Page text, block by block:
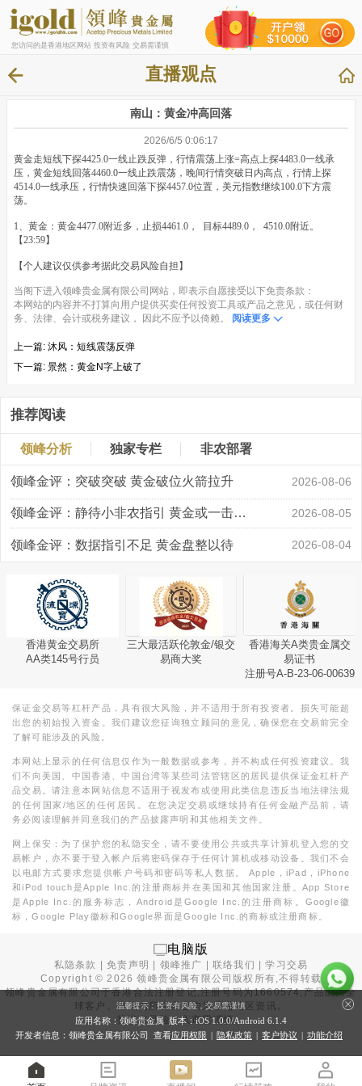
您访问的是香港地区网站 投资有风险 交易需谨慎
直播观点
南山：黄金冲高回落
2026/6/5 0:06:17
黄金走短线下探4425.0一线止跌反弹，行情震荡上涨=高点上探4483.0一线承
压，黄金短线回落4460.0一线止跌震荡，晚间行情突破日内高点，行情上探
4514.0一线承压，行情快速回落下探4457.0位置，美元指数继续100.0下方震
荡。
1、黄金：黄金4477.0附近多，止损4461.0， 目标4489.0， 4510.0附近。
【23:59】
【个人建议仅供参考据此交易风险自担】
当阁下进入领峰贵金属有限公司网站，即表示自愿接受以下免责条款：
本网站的内容并不打算向用户提供买卖任何投资工具或产品之意见，或任何财
务、法律、会计或税务建议， 因此不应予以倚赖。
阅读更多
上一篇: 沐风：短线震荡反弹
下一篇: 景然：黄金N字上破了
推荐阅读
领峰分析 独家专栏 非农部署
领峰金评：突破突破 黄金破位火箭拉升 2026-08-06
领峰金评：静待小非农指引 黄金或一击破局 2026-08-05
领峰金评：数据指引不足 黄金盘整以待 2026-08-04
香港黄金交易所
AA类145号行员
三大最活跃伦敦金/银交
易商大奖
香港海关A类贵金属交
易证书
注册号A-B-23-06-00639
保证金交易等杠杆产品，具有很大风险，并不适用于所有投资者。损失可能超
出您的初始投入资金。我们建议您征询独立顾问的意见，确保您在交易前完全
了解可能涉及的风险。
本网站上显示的任何信息仅作为一般数据或参考，并不构成任何投资建议。我
们不向美国、中国香港、中国台湾等某些司法管辖区的居民提供保证金杠杆产
品交易。请注意本网站信息不适用于视发布或使用此类信息违反当地法律法规
的任何国家/地区的任何居民。在您决定交易或继续持有任何金融产品前，请
务必阅读理解并同意我们的产品披露声明和其他相关文件。
网上保安：为了保护您的私隐安全，请不要使用公共或共享计算机登入您的交
易帐户，亦不要于登入帐户后将密码保存于任何计算机或移动设备。我们不会
以电邮方式要求您提供帐户号码和密码等私人数据。 Apple，iPad，iPhone
和iPod touch是Apple Inc.的注册商标并在美国和其他国家注册。App Store
是Apple Inc.的服务标志，Android是Google Inc.的注册商标。Google徽
标，Google Play徽标和Google界面是Google Inc.的商标或注册商标。
电脑版
私隐条款 |免责声明 领峰推广 |联络我们 |学习交易
Copyright ©2026 领峰贵金属有限公司版权所有,不得转载
领峰贵金属有限公司于香港合法注册登记,注册号码为1660574,产品面向全
球客户。本站内所有内容均为香港地区资讯。
投资有风险，入市需谨慎。
温馨提示：投资有风险，交易需谨慎
应用名称：领峰贵金属 版本：iOS 1.0.0/Android 6.1.4
开发者信息：领峰贵金属有限公司 查看应用权限 | 隐私政策 | 客户协议 | 功能介绍